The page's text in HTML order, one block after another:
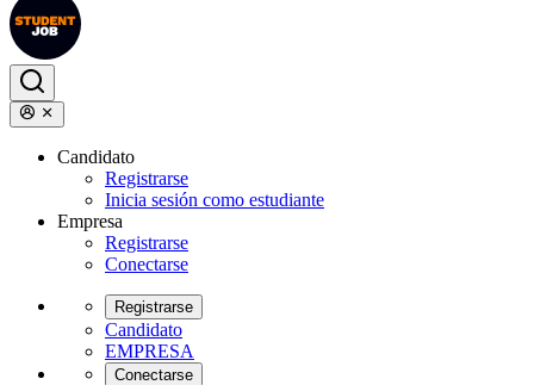
Candidato
Registrarse
Inicia sesión como estudiante
Empresa
Registrarse
Conectarse
Registrarse
Candidato
EMPRESA
Conectarse